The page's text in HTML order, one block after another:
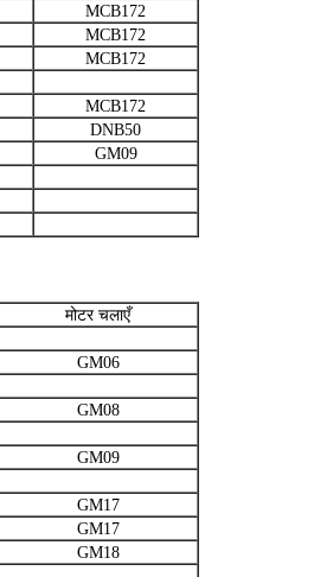
MCB172
MCB172
MCB172
MCB172
DNB50
GM09
मोटर चलाएँ
GM06
GM08
GM09
GM17
GM17
GM18